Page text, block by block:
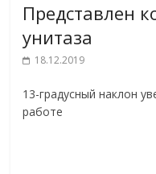
Представлен
унитаза
18.12.2019
13-градусный наклон
работе